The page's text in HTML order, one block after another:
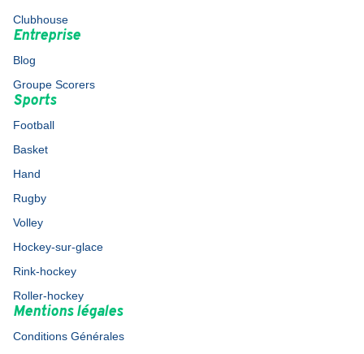
Clubhouse
Entreprise
Blog
Groupe Scorers
Sports
Football
Basket
Hand
Rugby
Volley
Hockey-sur-glace
Rink-hockey
Roller-hockey
Mentions légales
Conditions Générales